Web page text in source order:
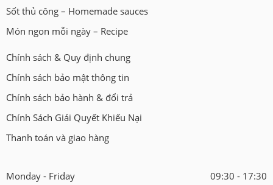
Sốt thủ công – Homemade sauces
Món ngon mỗi ngày – Recipe
Chính sách & Quy định chung
Chính sách bảo mật thông tin
Chính sách bảo hành & đổi trả
Chính Sách Giải Quyết Khiếu Nại
Thanh toán và giao hàng
Monday - Friday 09:30 - 17:30